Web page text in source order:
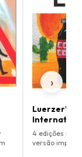
Luerzer's
Archive
4 edições por
versão
›